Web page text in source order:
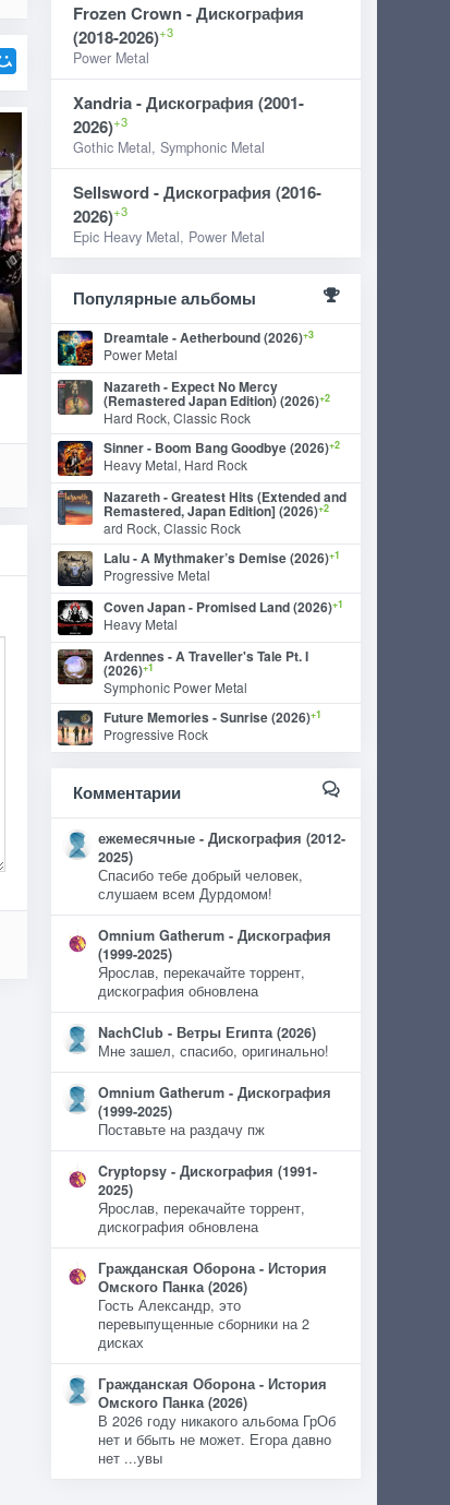
Frozen Crown - Дискография
(2018-2026)+3
Power Metal
Xandria - Дискография (2001-
2026)+3
Gothic Metal, Symphonic Metal
Sellsword - Дискография (2016-
2026)+3
Epic Heavy Metal, Power Metal
Популярные альбомы
Dreamtale - Aetherbound (2026)+3
Power Metal
Nazareth - Expect No Mercy
(Remastered Japan Edition) (2026)+2
Hard Rock, Classic Rock
Sinner - Boom Bang Goodbye (2026)+2
Heavy Metal, Hard Rock
Nazareth - Greatest Hits (Extended and
Remastered, Japan Edition] (2026)+2
ard Rock, Classic Rock
Lalu - A Mythmaker’s Demise (2026)+1
Progressive Metal
Coven Japan - Promised Land (2026)+1
Heavy Metal
Ardennes - A Traveller's Tale Pt. I
(2026)+1
Symphonic Power Metal
Future Memories - Sunrise (2026)+1
Progressive Rock
Комментарии
ежемесячные - Дискография (2012-
2025)
Спасибо тебе добрый человек,
слушаем всем Дурдомом!
Omnium Gatherum - Дискография
(1999-2025)
Ярослав, перекачайте торрент,
дискография обновлена
NachClub - Ветры Египта (2026)
Мне зашел, спасибо, оригинально!
Omnium Gatherum - Дискография
(1999-2025)
Поставьте на раздачу пж
Cryptopsy - Дискография (1991-
2025)
Ярослав, перекачайте торрент,
дискография обновлена
Гражданская Оборона - История
Омского Панка (2026)
Гость Александр, это
перевыпущенные сборники на 2
дисках
Гражданская Оборона - История
Омского Панка (2026)
В 2026 году никакого альбома ГрОб
нет и ббыть не может. Егора давно
нет ...увы